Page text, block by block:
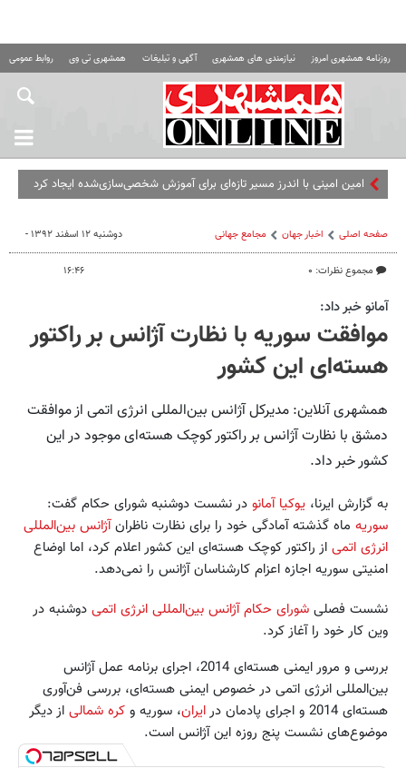
روزنامه همشهری امروز نیازمندی های همشهری آگهی و تبلیغات همشهری تی وی روابط عمومی
امین امینی با اندرز مسیر تازه‌ای برای آموزش شخصی‌سازی‌شده ایجاد کرد
صفحه اصلی اخبار جهان مجامع‌ جهانی
مجموع نظرات: ۰
دوشنبه ۱۲ اسفند ۱۳۹۲ -
۱۶:۴۶
آمانو خبر داد:
موافقت سوریه با نظارت آژانس بر راکتور
هسته‌ای این کشور
همشهری آنلاین: مدیرکل آژانس بین‌المللی انرژی اتمی از موافقت
دمشق با نظارت آژانس بر راکتور کوچک هسته‌ای موجود در این
کشور خبر داد.
به گزارش ایرنا، یوکیا آمانو در نشست دوشنبه شورای حکام گفت:
سوریه ماه گذشته آمادگی خود را برای نظارت ناظرانآژانس بین‌المللی
انرژی اتمی از راکتور کوچک هسته‌ای این کشور اعلام کرد، اما اوضاع
امنیتی سوریه اجازه اعزام کارشناسان آژانس را نمی‌دهد.
نشست فصلی شورای حکام آژانس بین‌المللی انرژی اتمی دوشنبه در
وین کار خود را آغاز کرد.
بررسی و مرور ایمنی هسته‌ای 2014، اجرای برنامه عمل آژانس
بین‌المللی انرژی اتمی در خصوص ایمنی هسته‌ای، بررسی فن‌آوری
هسته‌ای 2014 و اجرای پادمان در
ایران، سوریه و کره شمالی از دیگر
موضوع‌های نشست پنج روزه این آژانس است.